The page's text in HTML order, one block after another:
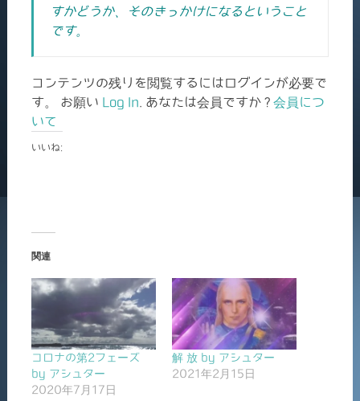
すかどうか、そのきっかけになるということ
です。
コンテンツの残りを閲覧するにはログインが必要で
す。 お願い Log In . あなたは会員ですか ? 会員につ
いて
いいね:
関連
コロナの第2フェーズ
by アシュター
2020年7月17日
解 放 by アシュター
2021年2月15日